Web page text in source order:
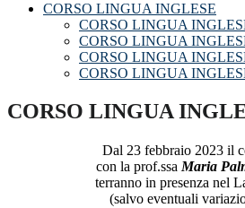
CORSO LINGUA INGLESE
CORSO LINGUA
CORSO LINGUA
CORSO LINGUA
CORSO LINGUA
CORSO LINGUA
Dal 23 febbraio 2023 il
con la prof.ssa Maria
terranno in presenza nel
(salvo eventuali